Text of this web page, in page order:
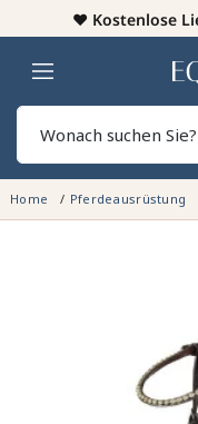
♥️ Kostenlose
Home Pferdeausrüstung